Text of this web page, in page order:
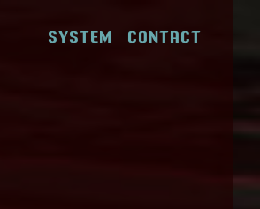
SYSTEM CONTACT